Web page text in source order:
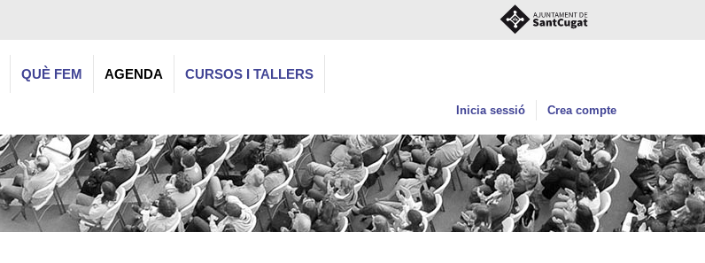
QUÈ FEM AGENDA CURSOS I TALLERS
Inicia sessió Crea compte